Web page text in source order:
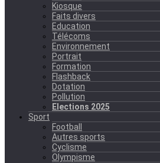
Kiosque
Faits divers
Education
Télécoms
Environnement
Portrait
Formation
Flashback
Dotation
Pollution
Elections 2025
Sport
Football
Autres sports
Cyclisme
Olympisme